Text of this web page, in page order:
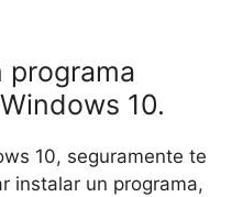
programa
10.
10, seguramente te
instalar un programa,